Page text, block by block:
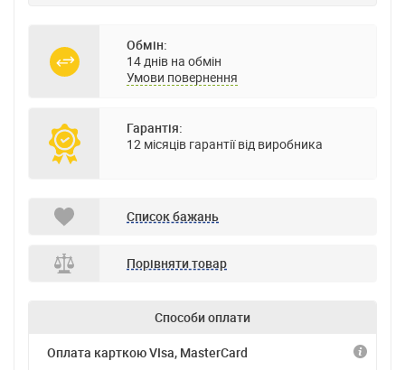
Обмін:
14 днів на обмін
Умови повернення
Гарантія:
12 місяців гарантії від виробника
Список бажань
Порівняти товар
Способи оплати
Оплата карткою VIsa, MasterCard